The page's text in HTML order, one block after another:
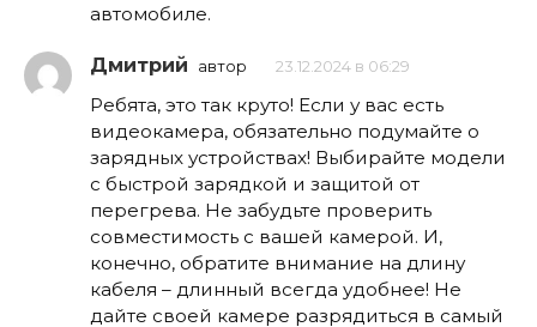
автомобиле.
Дмитрий автор 23.12.2024 в 06:29
Ребята, это так круто! Если у вас есть
видеокамера, обязательно подумайте о
зарядных устройствах! Выбирайте модели
с быстрой зарядкой и защитой от
перегрева. Не забудьте проверить
совместимость с вашей камерой. И,
конечно, обратите внимание на длину
кабеля – длинный всегда удобнее! Не
дайте своей камере разрядиться в самый